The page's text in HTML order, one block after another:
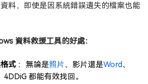
料，即使是因系統錯誤遺失的檔案也能
資料救援工具的好處：
式 ：無論是照片、影片還是Word、
都能有效找回。